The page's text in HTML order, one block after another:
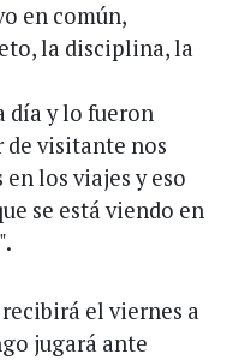
en común,
la disciplina, la
día y lo fueron
de visitante nos
los viajes y eso
se está viendo en
el viernes a
jugará ante